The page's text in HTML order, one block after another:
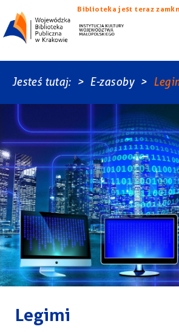
Biblioteka jest teraz
Jesteś tutaj: E-zasoby
Legimi